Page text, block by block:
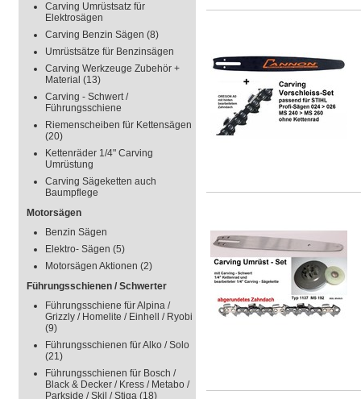
Carving Umrüstsatz für
Elektrosägen
Carving Benzin Sägen (8)
Umrüstsätze für Benzinsägen
Carving Werkzeuge Zubehör +
Material (13)
Carving - Schwert /
Führungsschiene
Riemenscheiben für Kettensägen
(20)
Kettenräder 1/4" Carving
Umrüstung
Carving Sägeketten auch
Baumpflege
Motorsägen
Benzin Sägen
Elektro- Sägen (5)
Motorsägen Aktionen (2)
Führungsschienen / Schwerter
Führungsschiene für Alpina /
Grizzly / Homelite / Einhell / Ryobi
(9)
Führungsschienen für Alko / Solo
(21)
Führungsschienen für Bosch /
Black & Decker / Kress / Metabo /
Parkside / Skil / Stiga (18)